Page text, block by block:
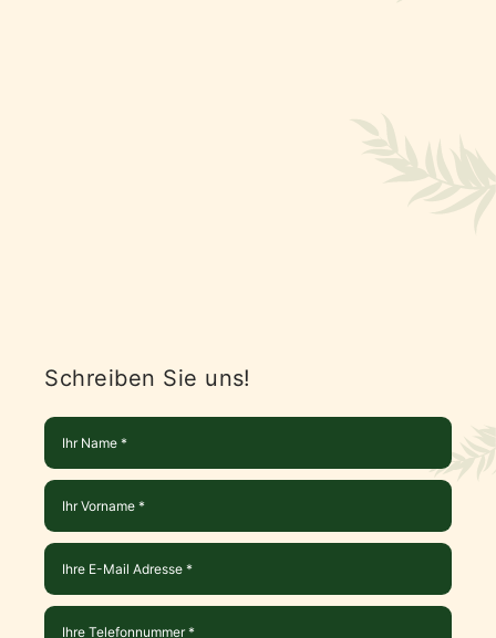
Schreiben Sie uns!